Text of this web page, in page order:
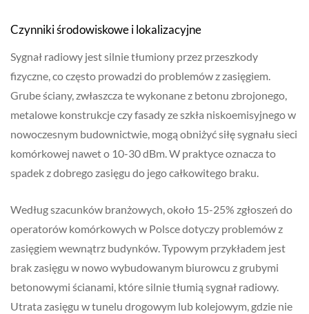
Czynniki środowiskowe i lokalizacyjne
Sygnał radiowy jest silnie tłumiony przez przeszkody
fizyczne, co często prowadzi do problemów z zasięgiem.
Grube ściany, zwłaszcza te wykonane z betonu zbrojonego,
metalowe konstrukcje czy fasady ze szkła niskoemisyjnego w
nowoczesnym budownictwie, mogą obniżyć siłę sygnału sieci
komórkowej nawet o 10-30 dBm. W praktyce oznacza to
spadek z dobrego zasięgu do jego całkowitego braku.
Według szacunków branżowych, około 15-25% zgłoszeń do
operatorów komórkowych w Polsce dotyczy problemów z
zasięgiem wewnątrz budynków. Typowym przykładem jest
brak zasięgu w nowo wybudowanym biurowcu z grubymi
betonowymi ścianami, które silnie tłumią sygnał radiowy.
Utrata zasięgu w tunelu drogowym lub kolejowym, gdzie nie